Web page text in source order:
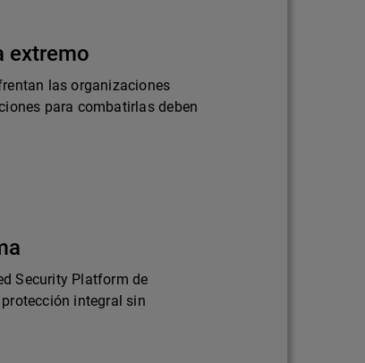
extremo
las organizaciones
para combatirlas deben
Security Platform de
integral sin